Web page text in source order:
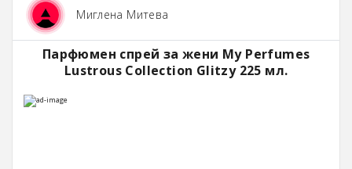
Миглена Митева
Парфюмен спрей за жени My Perfumes
Lustrous Collection Glitzy 225 мл.